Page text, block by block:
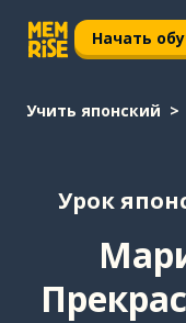
Начать
Учить японский
Урок